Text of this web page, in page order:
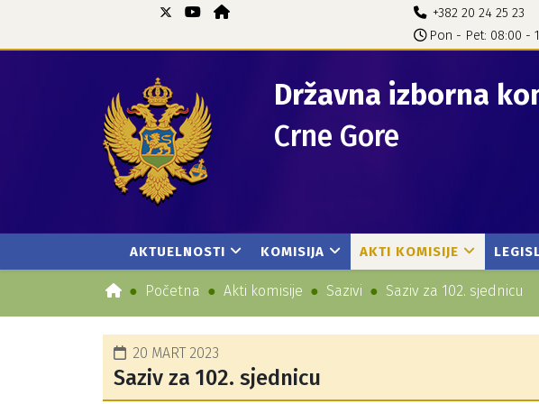
+382 20 24 25 23
Pon - Pet: 08:00 -
Državna izborna
Crne Gore
AKTUELNOSTI KOMISIJA AKTI KOMISIJE
Početna Akti komisije Sazivi Saziv za 102. sjednicu
20 MART 2023
Saziv za 102. sjednicu